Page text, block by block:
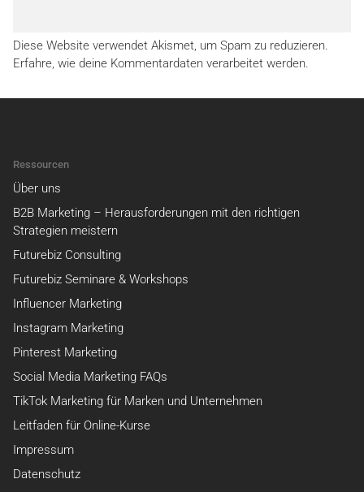
Diese Website verwendet Akismet, um Spam zu reduzieren.
Erfahre, wie deine Kommentardaten verarbeitet werden.
Ressourcen
Über uns
B2B Marketing – Herausforderungen mit den richtigen
Strategien meistern
Futurebiz Consulting
Futurebiz Seminare & Workshops
Influencer Marketing
Instagram Marketing
Pinterest Marketing
Social Media Marketing FAQs
TikTok Marketing für Marken und Unternehmen
Leitfaden für Online-Kurse
Impressum
Datenschutz